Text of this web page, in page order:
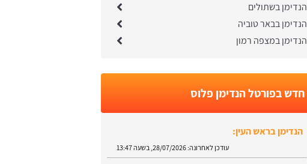
הנדימן בשתולים
הנדימן בבאר טוביה
הנדימן במצפה רמון
חדש בפורטל הנדימן פלוס
הנדימן בראש העין:
עודכן לאחרונה:28/07/2026, בשעה 13:47